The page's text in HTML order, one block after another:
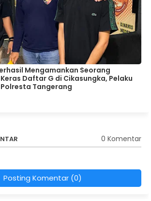
Mengamankan Seorang
Daftar G di Cikasungka, Pelaku
Tangerang
0 Komentar
Posting Komentar (0)